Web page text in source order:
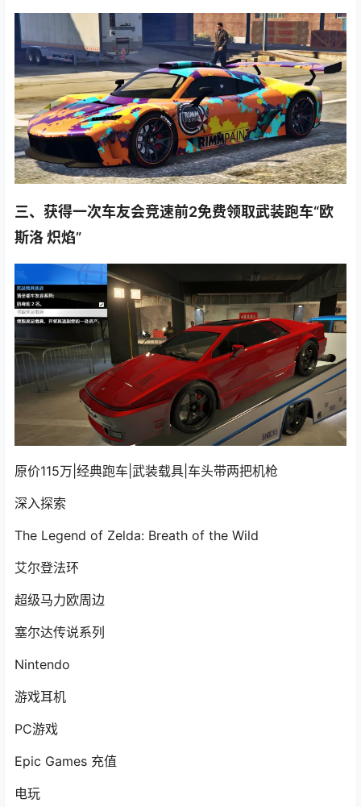
三、获得一次车友会竞速前2免费领取武装跑车“欧
斯洛 炽焰”
原价115万|经典跑车|武装载具|车头带两把机枪
深入探索
The Legend of Zelda: Breath of the Wild
艾尔登法环
超级马力欧周边
塞尔达传说系列
Nintendo
游戏耳机
PC游戏
Epic Games 充值
电玩